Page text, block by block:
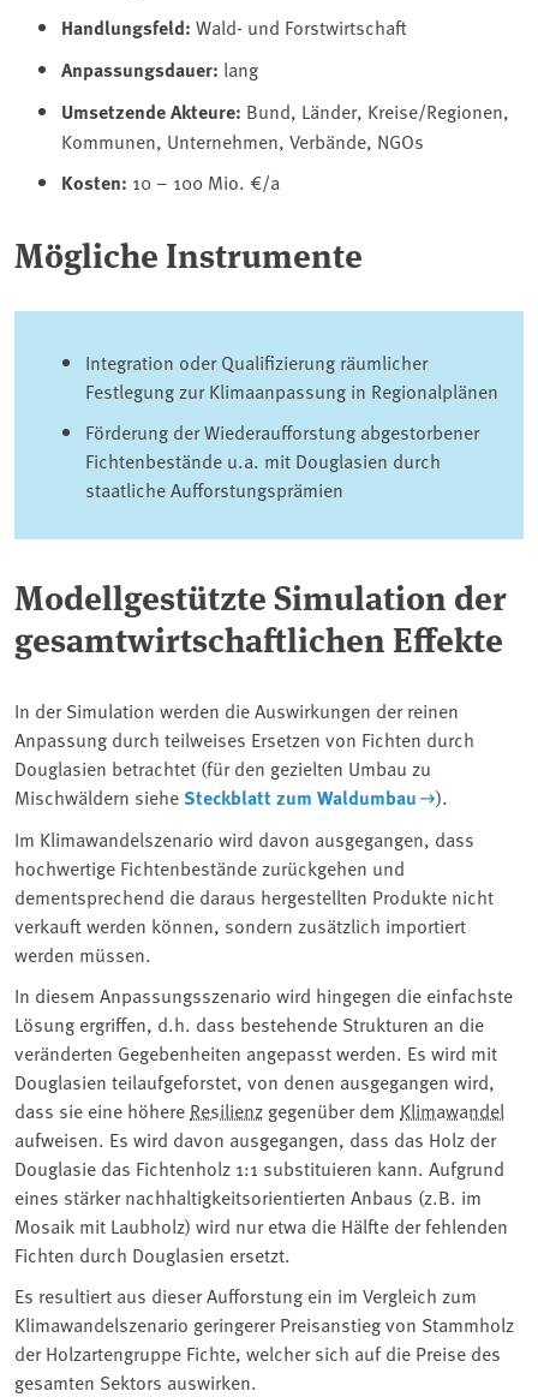
Handlungsfeld:Wald- und Forstwirtschaft
Anpassungsdauer: lang
Umsetzende Akteure: Bund, Länder, Kreise/Regionen,
Kommunen, Unternehmen, Verbände, NGOs
Kosten: 10 – 100 Mio. €/a
Mögliche Instrumente
Integration oder Qualifizierung räumlicher
Festlegung zur Klimaanpassung in Regionalplänen
Förderung der Wiederaufforstung abgestorbener
Fichtenbestände u.a. mit Douglasien durch
staatliche Aufforstungsprämien
Modellgestützte Simulation der
gesamtwirtschaftlichen Effekte
In der Simulation werden die Auswirkungen der reinen
Anpassung durch teilweises Ersetzen von Fichten durch
Douglasien betrachtet (für den gezielten Umbau zu
Mischwäldern sieheSteckblatt zum Waldumbau
).
Im Klimawandelszenario wird davon ausgegangen, dass
hochwertige Fichtenbestände zurückgehen und
dementsprechend die daraus hergestellten Produkte nicht
verkauft werden können, sondern zusätzlich importiert
werden müssen.
In diesem Anpassungsszenario wird hingegen die einfachste
Lösung ergriffen, d.h. dass bestehende Strukturen an die
veränderten Gegebenheiten angepasst werden. Es wird mit
Douglasien teilaufgeforstet, von denen ausgegangen wird,
dass sie eine höhere Resilienz gegenüber dem Klimawandel
aufweisen. Es wird davon ausgegangen, dass das Holz der
Douglasie das Fichtenholz 1:1 substituieren kann. Aufgrund
eines stärker nachhaltigkeitsorientierten Anbaus (z.B. im
Mosaik mit Laubholz) wird nur etwa die Hälfte der fehlenden
Fichten durch Douglasien ersetzt.
Es resultiert aus dieser Aufforstung ein im Vergleich zum
Klimawandelszenario geringerer Preisanstieg von Stammholz
der Holzartengruppe Fichte, welcher sich auf die Preise des
gesamten Sektors auswirken.